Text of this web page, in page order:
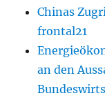
Chinas
frontal21
an den